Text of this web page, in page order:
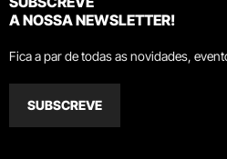
A NOSSA NEWSLETTER!
Fica a par de todas as novidades,
SUBSCREVE